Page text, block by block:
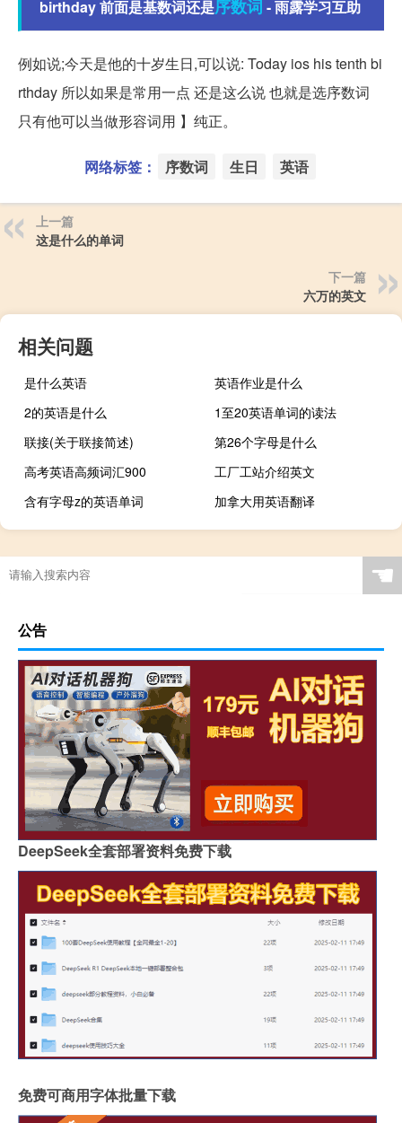
birthday 前面是基数词还是序数词 - 雨露学习互助
例如说;今天是他的十岁生日,可以说: Today ios his tenth bi
rthday 所以如果是常用一点 还是这么说 也就是选序数词
只有他可以当做形容词用 】纯正。
网络标签： 序数词 生日 英语
上一篇
这是什么的单词
下一篇
六万的英文
相关问题
是什么英语
英语作业是什么
2的英语是什么
1至20英语单词的读法
联接(关于联接简述)
第26个字母是什么
高考英语高频词汇900
工厂工站介绍英文
含有字母z的英语单词
加拿大用英语翻译
☚
公告
DeepSeek全套部署资料免费下载
免费可商用字体批量下载